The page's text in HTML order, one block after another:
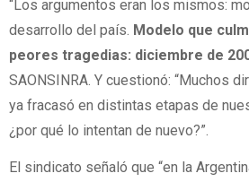
“Los argumentos eran los mismos:
desarrollo del país. Modelo que
peores tragedias: diciembre de
SAONSINRA. Y cuestionó: “Muchos
ya fracasó en distintas etapas de
¿por qué lo intentan de nuevo?”.
El sindicato señaló que “en la